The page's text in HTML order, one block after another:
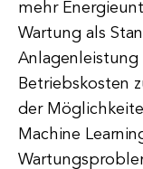
mehr
Wartung als
Betriebskosten
der
Machine